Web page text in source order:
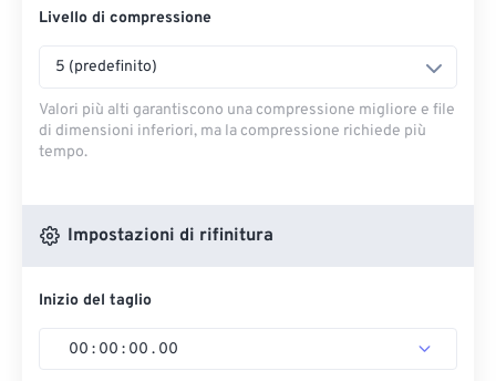
Livello di compressione
5 (predefinito)
Valori più alti garantiscono una compressione migliore e file
di dimensioni inferiori, ma la compressione richiede più
tempo.
Impostazioni di rifinitura
Inizio del taglio
00 : 00 : 00 . 00